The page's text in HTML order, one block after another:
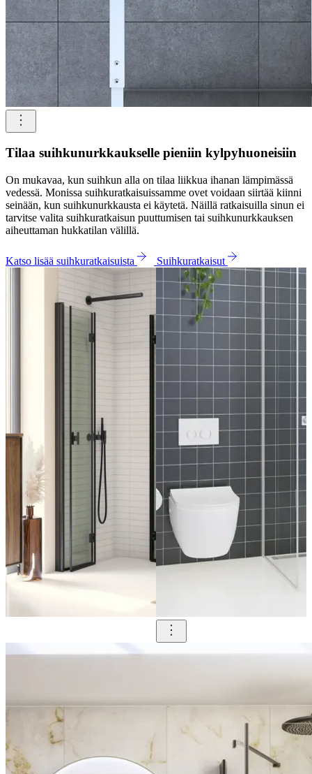
Tilaa suihkunurkkaukselle pieniin kylpyhuoneisiin
On mukavaa, kun suihkun alla on tilaa liikkua ihanan lämpimässä
vedessä. Monissa suihkuratkaisuissamme ovet voidaan siirtää kiinni
seinään, kun suihkunurkkausta ei käytetä. Näillä ratkaisuilla sinun ei
tarvitse valita suihkuratkaisun puuttumisen tai suihkunurkkauksen
aiheuttaman hukkatilan välillä.
Katso lisää suihkuratkaisuista Suihkuratkaisut